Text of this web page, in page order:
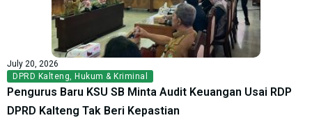
July 20, 2026
DPRD Kalteng, Hukum & Kriminal
Pengurus Baru KSU SB Minta Audit Keuangan Usai RDP
DPRD Kalteng Tak Beri Kepastian